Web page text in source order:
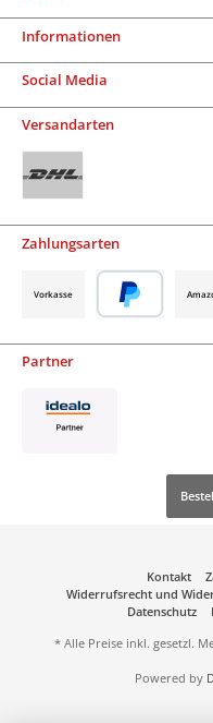
Informationen
Social Media
Versandarten
Zahlungsarten
Vorkasse
Partner
Kontakt
Widerrufsrecht und
Datenschutz
* Alle Preise inkl. gesetzl.
Powered by